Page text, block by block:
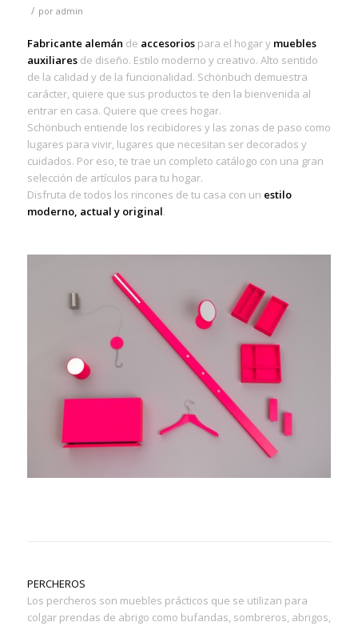
/ por admin
Fabricante alemán de accesoriospara el hogar y muebles
auxiliaresde diseño. Estilo moderno y creativo. Alto sentido
de la calidad y de la funcionalidad. Schönbuch demuestra
carácter, quiere que sus productos te den la bienvenida al
entrar en casa. Quiere que crees hogar.
Schönbuch entiende los recibidores y las zonas de paso como
lugares para vivir, lugares que necesitan ser decorados y
cuidados. Por eso, te trae un completo catálogo con una gran
selección de artículos para tu hogar.
Disfruta de todos los rincones de tu casa con un estilo
moderno, actual y original.
PERCHEROS
Los percheros son muebles prácticos que se utilizan para
colgar prendas de abrigo como bufandas, sombreros, abrigos,